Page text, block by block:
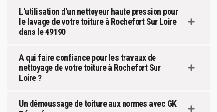
L'utilisation d'un nettoyeur haute pression pour
le lavage de votre toiture à Rochefort Sur Loire
dans le 49190
A qui faire confiance pour les travaux de
nettoyage de votre toiture à Rochefort Sur
Loire ?
Un démoussage de toiture aux normes avec GK